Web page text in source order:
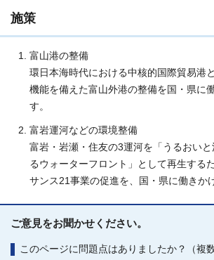
施策
富山港の整備
環日本海時代における中核的国際貿易港
機能を備えた富山外港の整備を国・県に
す。
富岩運河などの環境整備
富岩・岩瀬・住友の3運河を「うるおい
るウォーターフロント」として再生する
サンス21事業の促進を、国・県に働きか
ご意見をお聞かせください。
このページに問題点はありましたか？（複